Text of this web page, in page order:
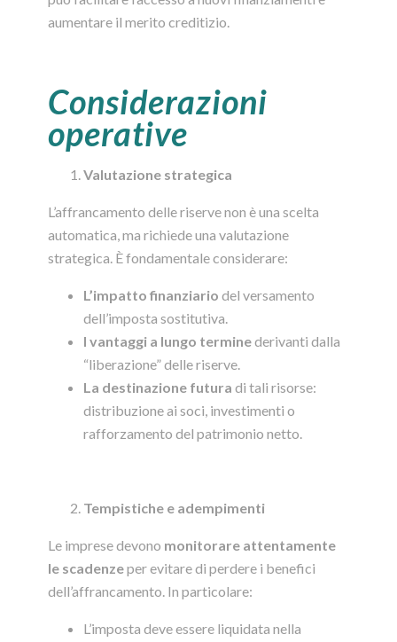
aumentare il merito creditizio.
Considerazioni
operative
Valutazione strategica
L’affrancamento delle riserve non è una scelta
automatica, ma richiede una valutazione
strategica. È fondamentale considerare:
L’impatto finanziario del versamento
dell’imposta sostitutiva.
I vantaggi a lungo terminederivanti dalla
“liberazione” delle riserve.
La destinazione futura di tali risorse:
distribuzione ai soci, investimenti o
rafforzamento del patrimonio netto.
Tempistiche e adempimenti
Le imprese devono monitorare attentamente
le scadenzeper evitare di perdere i benefici
dell’affrancamento. In particolare:
L’imposta deve essere liquidata nella